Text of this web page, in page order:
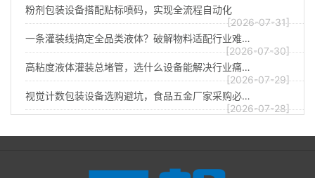
粉剂包装设备搭配贴标喷码，实现全流程自动化
[2026-07-31]
一条灌装线搞定全品类液体？破解物料适配行业难…
[2026-07-30]
高粘度液体灌装总堵管，选什么设备能解决行业痛…
[2026-07-29]
视觉计数包装设备选购避坑，食品五金厂家采购必…
[2026-07-28]